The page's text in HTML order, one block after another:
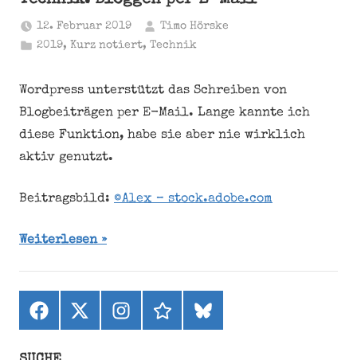
12. Februar 2019
Timo Hörske
2019, Kurz notiert,Technik
Wordpress unterstützt das Schreiben von
Blogbeiträgen per E-Mail. Lange kannte ich
diese Funktion, habe sie aber nie wirklich
aktiv genutzt.
Beitragsbild: ©Alex – stock.adobe.com
Weiterlesen
Facebook
X
(ehemals
Instagramthreadsbluesky